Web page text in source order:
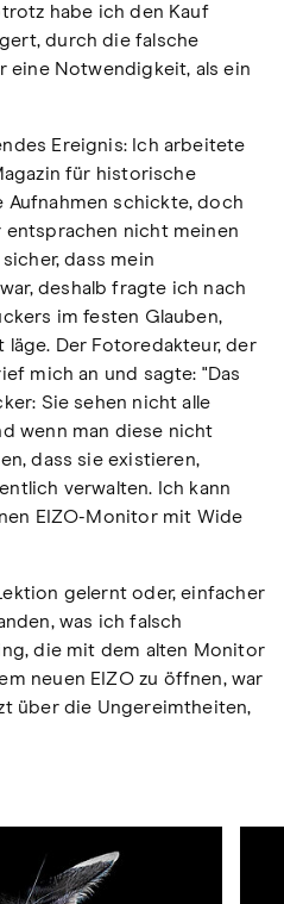
habe ich den Kauf
durch die falsche
eine Notwendigkeit, als ein
Ereignis: Ich arbeitete
für historische
Aufnahmen schickte, doch
entsprachen nicht meinen
dass mein
deshalb fragte ich nach
im festen Glauben,
Der Fotoredakteur, der
mich an und sagte: "Das
Sie sehen nicht alle
wenn man diese nicht
dass sie existieren,
verwalten. Ich kann
EIZO-Monitor mit Wide
gelernt oder, einfacher
was ich falsch
die mit dem alten Monitor
neuen EIZO zu öffnen, war
über die Ungereimtheiten,